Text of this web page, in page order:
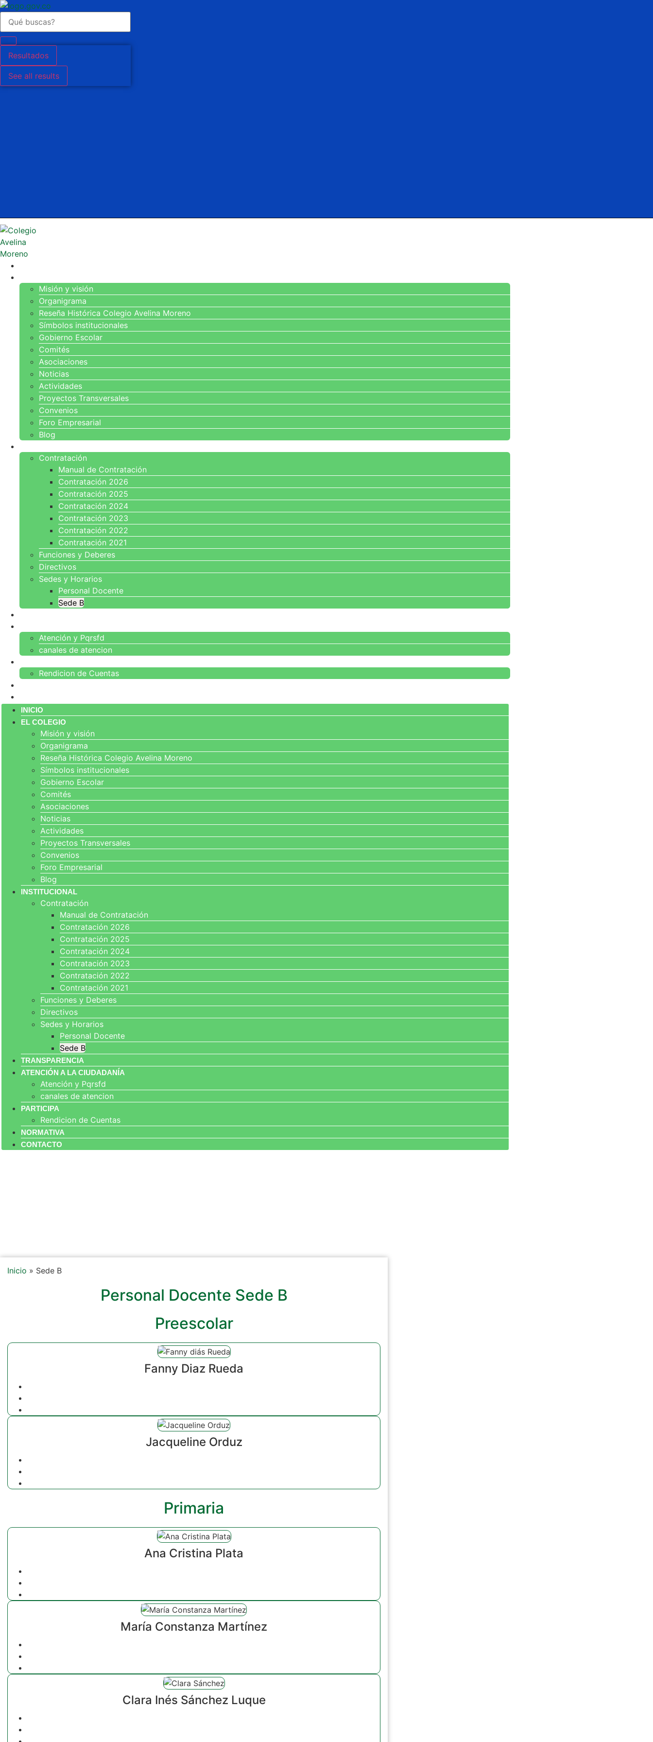
contenido
Search
Resultados
See all results
Misión y visión
Organigrama
Reseña Histórica Colegio Avelina Moreno
Símbolos institucionales
Gobierno Escolar
Comités
Asociaciones
Noticias
Actividades
Proyectos Transversales
Convenios
Foro Empresarial
Blog
Contratación
Manual de Contratación
Contratación 2026
Contratación 2025
Contratación 2024
Contratación 2023
Contratación 2022
Contratación 2021
Funciones y Deberes
Directivos
Sedes y Horarios
Personal Docente
Sede B
Atención y Pqrsfd
canales de atencion
Rendicion de Cuentas
INICIO
EL COLEGIO
Misión y visión
Organigrama
Reseña Histórica Colegio Avelina Moreno
Símbolos institucionales
Gobierno Escolar
Comités
Asociaciones
Noticias
Actividades
Proyectos Transversales
Convenios
Foro Empresarial
Blog
INSTITUCIONAL
Contratación
Manual de Contratación
Contratación 2026
Contratación 2025
Contratación 2024
Contratación 2023
Contratación 2022
Contratación 2021
Funciones y Deberes
Directivos
Sedes y Horarios
Personal Docente
Sede B
TRANSPARENCIA
ATENCIÓN A LA CIUDADANÍA
Atención y Pqrsfd
canales de atencion
PARTICIPA
Rendicion de Cuentas
NORMATIVA
CONTACTO
Inicio » Sede B
Personal Docente Sede B
Preescolar
Fanny Diaz Rueda
Jacqueline Orduz
Primaria
Ana Cristina Plata
María Constanza Martínez
Clara Inés Sánchez Luque